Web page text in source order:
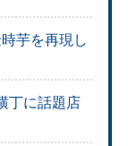
芋を再現し
丁に話題店